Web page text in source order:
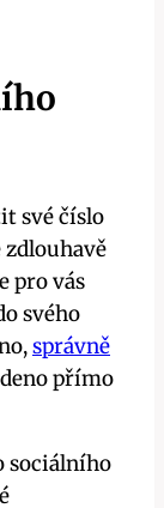
své číslo
pro vás
svého
správně
přímo
sociálního